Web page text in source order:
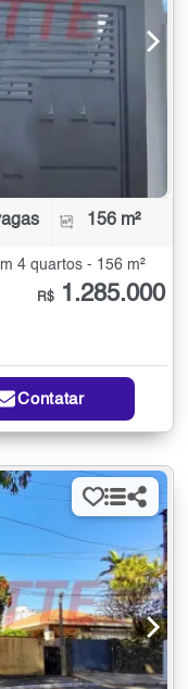
156 m²
4 quartos - 156 m²
R$ 1.285.000
Contatar